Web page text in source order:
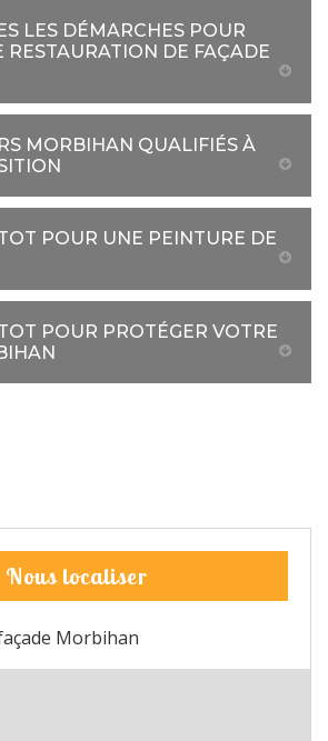
LES DÉMARCHES POUR
RESTAURATION DE FAÇADE
MORBIHAN QUALIFIÉS À
POUR UNE PEINTURE DE
POUR PROTÉGER VOTRE
Nous localiser
Morbihan